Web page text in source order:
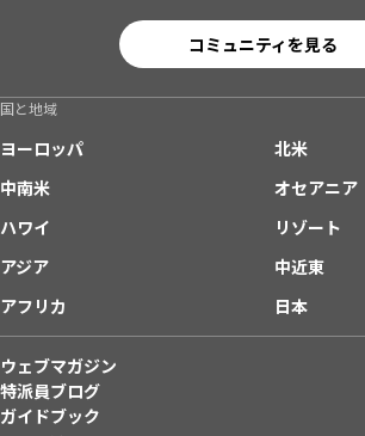
コミュニティを見る
国と地域
ヨーロッパ
北米
中南米
オセアニア
ハワイ
リゾート
アジア
中近東
アフリカ
日本
ウェブマガジン
特派員ブログ
ガイドブック